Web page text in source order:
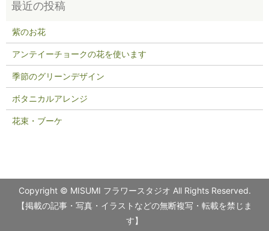
紫のお花
アンテイーチョークの花を使います
季節のグリーンデザイン
ボタニカルアレンジ
花束・ブーケ
Copyright © MISUMI フラワースタジオ All Rights Reserved.
【掲載の記事・写真・イラストなどの無断複写・転載を禁じま
す】